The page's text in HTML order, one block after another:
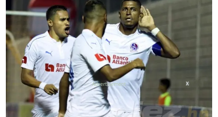
X